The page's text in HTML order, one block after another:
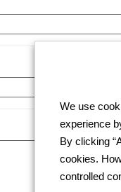
We use
experience
By clicking
cookies.
controlled